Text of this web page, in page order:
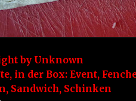
by Unknown
in der Box: Event,
, Sandwich, Schinken